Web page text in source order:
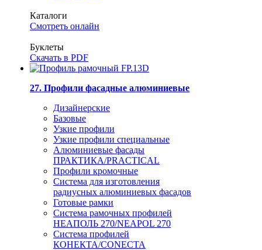
Каталоги
Смотреть онлайн
Буклеты
Скачать в PDF
27. Профили фасадные алюминиевые
Дизайнерские
Базовые
Узкие профили
Узкие профили специальные
Алюминиевые фасады
ПРАКТИКА/PRACTICAL
Профили кромочные
Система для изготовления
радиусных алюминиевых фасадов
Готовые рамки
Система рамочных профилей
НЕАПОЛЬ 270/NEAPOL 270
Система профилей
КОНЕКТА/CONECTA